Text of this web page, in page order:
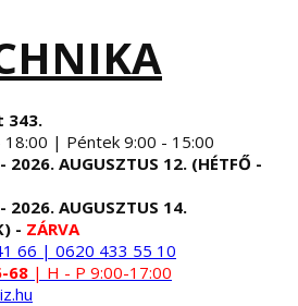
343.
| Péntek 9:00 - 15:00
2026. AUGUSZTUS 12. (HÉTFŐ -
2026. AUGUSZTUS 14.
- ZÁRVA
66 | 0620 433 55 10
68 | H - P 9:00-17:00